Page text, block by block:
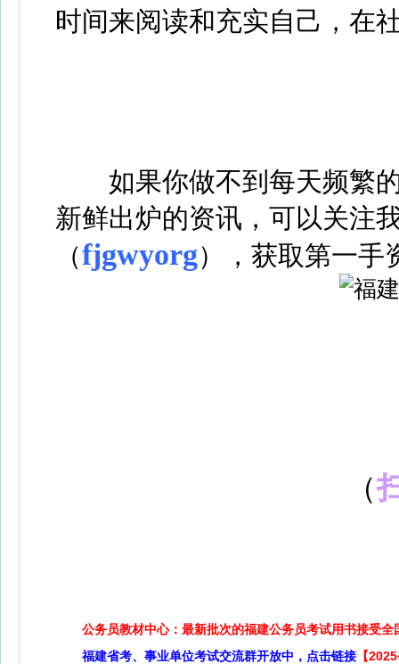
时间来阅读和充实自己，在
如果你做不到每天频繁的
新鲜出炉的资讯，可以关注
（fjgwyorg），获取第一手
（
公务员教材中心：最新批次的福建公务员考试用书接受全
福建省考、事业单位考试交流群开放中，点击链接 【